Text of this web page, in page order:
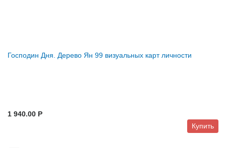
Господин Дня. Дерево Ян 99 визуальных карт личности
1 940.00 P
Купить